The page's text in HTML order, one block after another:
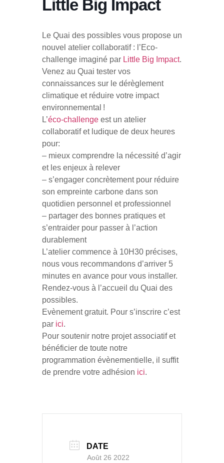
Little Big Impact
Le Quai des possibles vous propose un
nouvel atelier collaboratif : l’Eco-
challenge imaginé par Little Big Impact.
Venez au Quai tester vos
connaissances sur le dérèglement
climatique et réduire votre impact
environnemental !
L’éco-challenge est un atelier
collaboratif et ludique de deux heures
pour:
– mieux comprendre la nécessité d’agir
et les enjeux à relever
– s’engager concrètement pour réduire
son empreinte carbone dans son
quotidien personnel et professionnel
– partager des bonnes pratiques et
s’entraider pour passer à l’action
durablement
L’atelier commence à 10H30 précises,
nous vous recommandons d’arriver 5
minutes en avance pour vous installer.
Rendez-vous à l’accueil du Quai des
possibles.
Evènement gratuit. Pour s’inscrire c’est
par ici.
Pour soutenir notre projet associatif et
bénéficier de toute notre
programmation évènementielle, il suffit
de prendre votre adhésion ici.
DATE
Août 26 2022